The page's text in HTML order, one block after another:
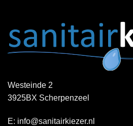
Westeinde 2
3925BX Scherpenzeel
E: info@sanitairkiezer.nl